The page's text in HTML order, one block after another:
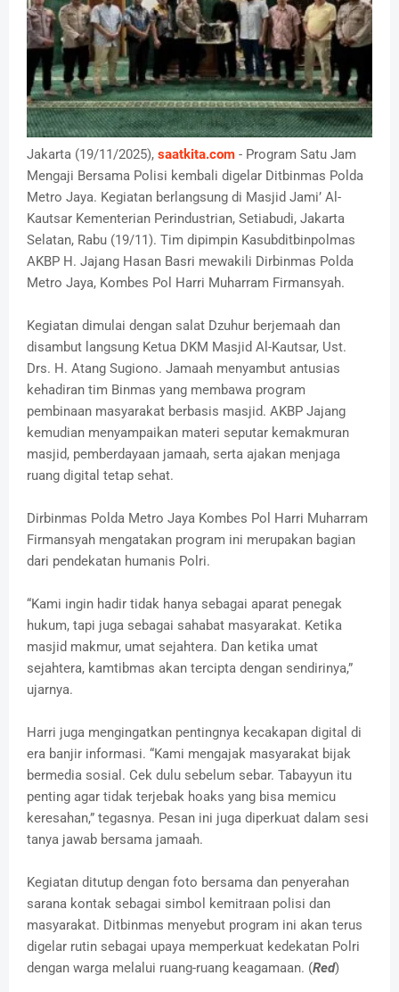
Jakarta (19/11/2025), saatkita.com - Program Satu Jam
Mengaji Bersama Polisi kembali digelar Ditbinmas Polda
Metro Jaya. Kegiatan berlangsung di Masjid Jami’ Al-
Kautsar Kementerian Perindustrian, Setiabudi, Jakarta
Selatan, Rabu (19/11). Tim dipimpin Kasubditbinpolmas
AKBP H. Jajang Hasan Basri mewakili Dirbinmas Polda
Metro Jaya, Kombes Pol Harri Muharram Firmansyah.
Kegiatan dimulai dengan salat Dzuhur berjemaah dan
disambut langsung Ketua DKM Masjid Al-Kautsar, Ust.
Drs. H. Atang Sugiono. Jamaah menyambut antusias
kehadiran tim Binmas yang membawa program
pembinaan masyarakat berbasis masjid. AKBP Jajang
kemudian menyampaikan materi seputar kemakmuran
masjid, pemberdayaan jamaah, serta ajakan menjaga
ruang digital tetap sehat.
Dirbinmas Polda Metro Jaya Kombes Pol Harri Muharram
Firmansyah mengatakan program ini merupakan bagian
dari pendekatan humanis Polri.
“Kami ingin hadir tidak hanya sebagai aparat penegak
hukum, tapi juga sebagai sahabat masyarakat. Ketika
masjid makmur, umat sejahtera. Dan ketika umat
sejahtera, kamtibmas akan tercipta dengan sendirinya,”
ujarnya.
Harri juga mengingatkan pentingnya kecakapan digital di
era banjir informasi. “Kami mengajak masyarakat bijak
bermedia sosial. Cek dulu sebelum sebar. Tabayyun itu
penting agar tidak terjebak hoaks yang bisa memicu
keresahan,” tegasnya. Pesan ini juga diperkuat dalam sesi
tanya jawab bersama jamaah.
Kegiatan ditutup dengan foto bersama dan penyerahan
sarana kontak sebagai simbol kemitraan polisi dan
masyarakat. Ditbinmas menyebut program ini akan terus
digelar rutin sebagai upaya memperkuat kedekatan Polri
dengan warga melalui ruang-ruang keagamaan. (Red)